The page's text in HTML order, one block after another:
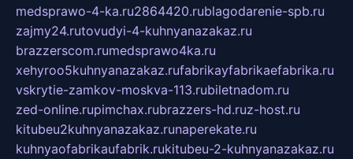
medsprawo-4-ka.ru2864420.rublagodarenie-spb.ru
zajmy24.rutovudyi-4-kuhnyanazakaz.ru
brazzerscom.rumedsprawo4ka.ru
xehyroo5kuhnyanazakaz.rufabrikayfabrikaefabrika.ru
vskrytie-zamkov-moskva-113.rubiletnadom.ru
zed-online.rupimchax.rubrazzers-hd.ruz-host.ru
kitubeu2kuhnyanazakaz.runaperekate.ru
kuhnyaofabrikaufabrik.rukitubeu-2-kuhnyanazakaz.ru